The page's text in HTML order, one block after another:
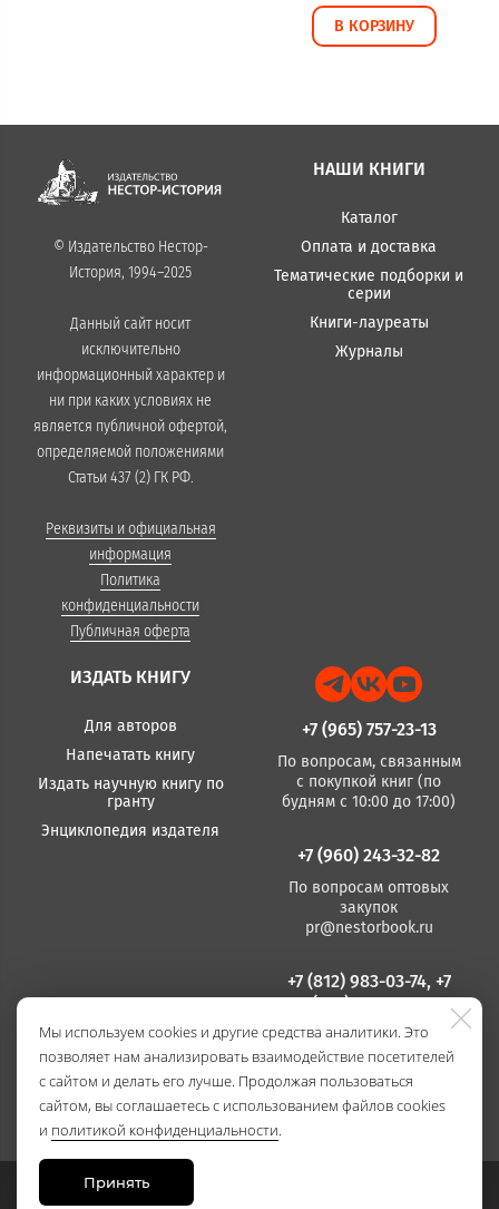
В КОРЗИНУ
© Издательство Нестор-
История, 1994–2025
Данный сайт носит
исключительно
информационный характер и
ни при каких условиях не
является публичной офертой,
определяемой положениями
Статьи 437 (2) ГК РФ.
Реквизиты и официальная
информация
Политика
конфиденциальности
Публичная оферта
НАШИ КНИГИ
Каталог
Оплата и доставка
Тематические подборки и
серии
Книги-лауреаты
Журналы
ИЗДАТЬ КНИГУ
Для авторов
Напечатать книгу
Издать научную книгу по
гранту
Энциклопедия издателя
+7 (965) 757-23-13
По вопросам, связанным
с покупкой книг (по
будням с 10:00 до 17:00)
+7 (960) 243-32-82
По вопросам оптовых
закупок
pr@nestorbook.ru
+7 (812) 983-03-74, +7
(812) 235 15 86
По вопросам издания
книг
(по будням с 10:00 до
17:00)
Мы используем cookies и другие средства аналитики. Это
позволяет нам анализировать взаимодействие посетителей
с сайтом и делать его лучше. Продолжая пользоваться
сайтом, вы соглашаетесь с использованием файлов cookies
и политикой конфиденциальности.
Принять
Сайт разработан в